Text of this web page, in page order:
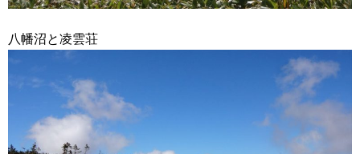
八幡沼と凌雲荘